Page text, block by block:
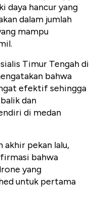
daya hancur yang
dalam jumlah
mampu
Timur Tengah di
bahwa
efektif sehingga
dan
di medan
akhir pekan lalu,
bahwa
yang
untuk pertama